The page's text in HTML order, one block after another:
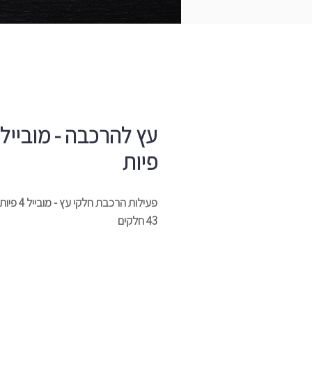
עץ להרכבה - מובייל
פיות
פעילות הרכבת חלקי עץ - מובייל 4 פיות
43 חלקים